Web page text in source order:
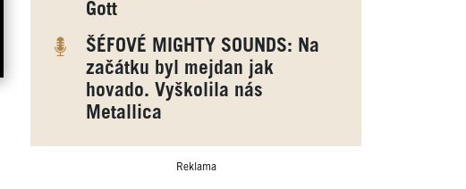
Gott
ŠÉFOVÉ MIGHTY SOUNDS: Na
začátku byl mejdan jak
hovado. Vyškolila nás
Metallica
Reklama